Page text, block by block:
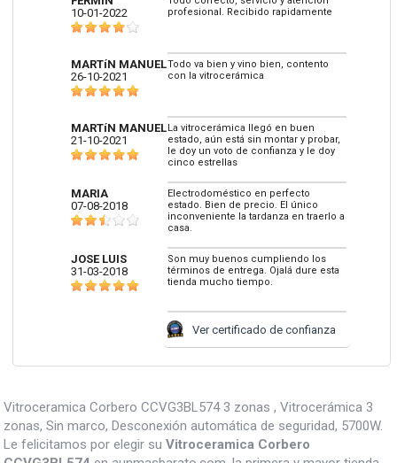
10-01-2022
profesional. Recibido rapidamente
MARTíN MANUEL
26-10-2021
Todo va bien y vino bien, contento
con la vitrocerámica
MARTíN MANUEL
21-10-2021
La vitrocerámica llegó en buen
estado, aún está sin montar y probar,
le doy un voto de confianza y le doy
cinco estrellas
MARIA
07-08-2018
Electrodoméstico en perfecto
estado. Bien de precio. El único
inconveniente la tardanza en traerlo a
casa.
JOSE LUIS
31-03-2018
Son muy buenos cumpliendo los
términos de entrega. Ojalá dure esta
tienda mucho tiempo.
Ver certificado de confianza
Vitroceramica Corbero CCVG3BL574 3 zonas , Vitrocerámica 3
zonas, Sin marco, Desconexión automática de seguridad, 5700W.
Le felicitamos por elegir su Vitroceramica Corbero